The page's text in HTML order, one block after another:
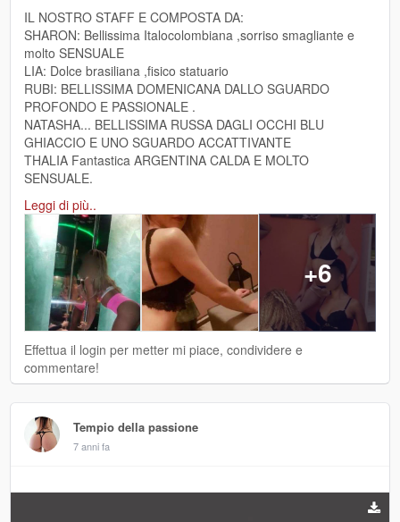
IL NOSTRO STAFF E COMPOSTA DA:
SHARON: Bellissima Italocolombiana ,sorriso smagliante e
molto SENSUALE
LIA: Dolce brasiliana ,fisico statuario
RUBI: BELLISSIMA DOMENICANA DALLO SGUARDO
PROFONDO E PASSIONALE .
NATASHA... BELLISSIMA RUSSA DAGLI OCCHI BLU
GHIACCIO E UNO SGUARDO ACCATTIVANTE
THALIA Fantastica ARGENTINA CALDA E MOLTO
SENSUALE.
Le nostre foto sono sempre aggiornate , sono foto reali al
100%
Ti aspettiamo
Leggi di più..
+6
Effettua il login per metter mi piace, condividere e
commentare!
Tempio della passione
7 anni fa